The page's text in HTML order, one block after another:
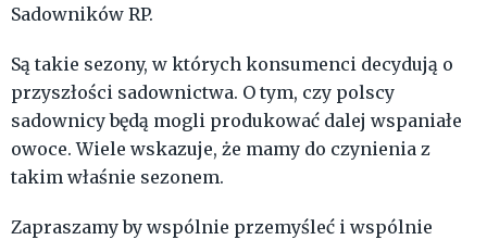
Sadowników RP.
Są takie sezony, w których konsumenci decydują o
przyszłości sadownictwa. O tym, czy polscy
sadownicy będą mogli produkować dalej wspaniałe
owoce. Wiele wskazuje, że mamy do czynienia z
takim właśnie sezonem.
Zapraszamy by wspólnie przemyśleć i wspólnie